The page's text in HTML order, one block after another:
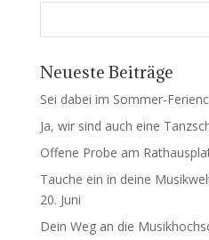
Neueste Beiträge
Sei dabei im Sommer-
Ja, wir sind auch eine
Offene Probe am
Tauche ein in deine
20. Juni
Dein Weg an die